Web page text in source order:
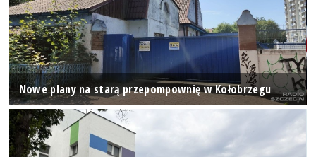
Nowe plany na starą przepompownię w Kołobrzegu